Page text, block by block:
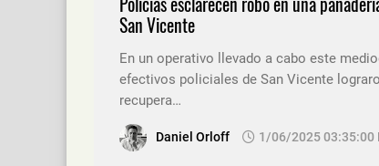
San Vicente
En un operativo llevado a cabo este
efectivos policiales de San Vicente
recupera…
Daniel Orloff 1/06/2025 03:35:00